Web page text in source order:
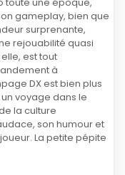
gameplay, bien que
surprenante,
rejouabilité quasi
est tout
à
DX est bien plus
voyage dans le
la culture
son humour et
La petite pépite